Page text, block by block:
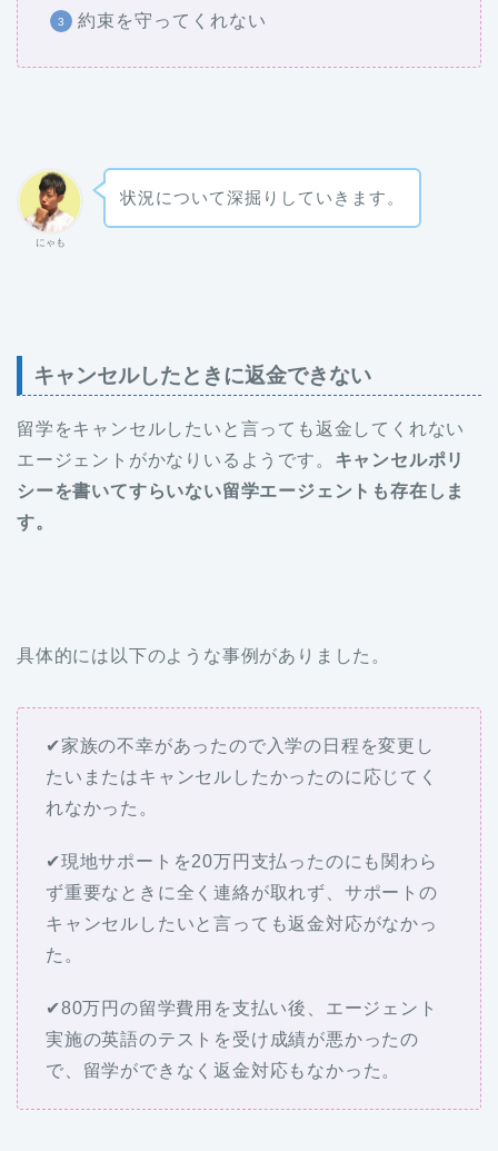
約束を守ってくれない
にゃも
状況について深掘りしていきます。
キャンセルしたときに返金できない
留学をキャンセルしたいと言っても返金してくれない
エージェントがかなりいるようです。 キャンセルポリ
シーを書いてすらいない留学エージェントも存在しま
す。
具体的には以下のような事例がありました。
✔家族の不幸があったので入学の日程を変更し
たいまたはキャンセルしたかったのに応じてく
れなかった。
✔現地サポートを20万円支払ったのにも関わら
ず重要なときに全く連絡が取れず、サポートの
キャンセルしたいと言っても返金対応がなかっ
た。
✔80万円の留学費用を支払い後、エージェント
実施の英語のテストを受け成績が悪かったの
で、留学ができなく返金対応もなかった。